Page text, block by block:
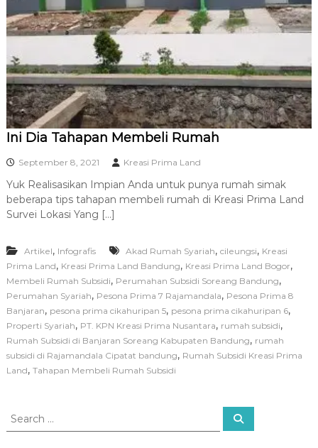
R
A
Ini Dia Tahapan Membeli Rumah
September 8, 2021 Kreasi Prima Land
Yuk Realisasikan Impian Anda untuk punya rumah simak
beberapa tips tahapan membeli rumah di Kreasi Prima Land
Survei Lokasi Yang […]
Artikel, Infografis Akad Rumah Syariah, cileungsi, Kreasi
Prima Land, Kreasi Prima Land Bandung, Kreasi Prima Land Bogor,
Membeli Rumah Subsidi, Perumahan Subsidi Soreang Bandung,
Perumahan Syariah, Pesona Prima 7 Rajamandala, Pesona Prima 8
Banjaran, pesona prima cikahuripan 5, pesona prima cikahuripan 6,
Properti Syariah, PT. KPN Kreasi Prima Nusantara, rumah subsidi,
Rumah Subsidi di Banjaran Soreang Kabupaten Bandung, rumah
subsidi di Rajamandala Cipatat bandung, Rumah Subsidi Kreasi Prima
Land, Tahapan Membeli Rumah Subsidi
S
S